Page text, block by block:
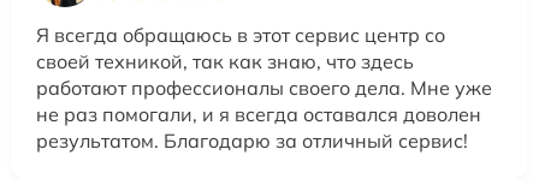
Я всегда обращаюсь в этот сервис центр со
своей техникой, так как знаю, что здесь
работают профессионалы своего дела. Мне уже
не раз помогали, и я всегда оставался доволен
результатом. Благодарю за отличный сервис!